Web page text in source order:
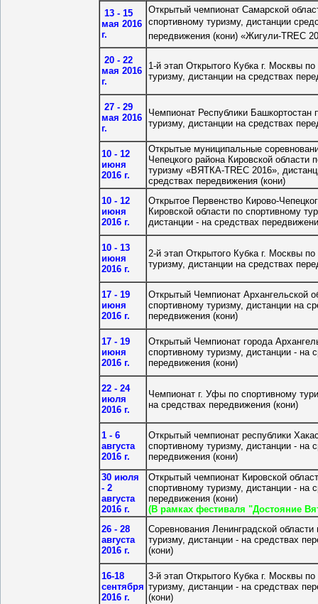
13 - 15
мая 2016
г.
Открытый чемпионат Самарской
спортивному туризму, дистанции
передвижения (кони) «Жигули-TREC
20 - 22
мая 2016
г.
1-й этап Открытого Кубка г. Москвы
туризму, дистанции на средствах
27 - 29
мая 2016
г.
Чемпионат Республики Башкортостан
туризму, дистанции на средствах
10 - 12
июня
2016 г.
Открытые муниципальные
Чепецкого района Кировской области
туризму «ВЯТКА-TREC 2016»,
средствах передвижения (кони)
10 - 12
июня
2016 г.
Открытое Первенство Кирово-
Кировской области по спортивному
дистанции - на средствах
10 - 13
июня
2016 г.
2-й этап Открытого Кубка г. Москвы
туризму, дистанции на средствах
17 - 19
июня
2016 г.
Открытый Чемпионат Архангельской
спортивному туризму, дистанции на
передвижения (кони)
17 - 19
июня
2016 г.
Открытый Чемпионат города
спортивному туризму, дистанции - на
передвижения (кони)
22 - 24
июля
2016 г.
Чемпионат г. Уфы по спортивному
на средствах передвижения (кони)
1 - 6
августа
2016 г.
Открытый чемпионат республики
спортивному туризму, дистанции - на
передвижения (кони)
30 июля
- 2
августа
2016 г.
Открытый чемпионат Кировской
спортивному туризму, дистанции - на
передвижения (кони)
(В рамках фестиваля "Достояние
26 - 28
августа
2016 г.
Соревнования Ленинградской области
туризму, дистанции - на средствах
(кони)
16-18
сентября
2016 г.
3-й этап Открытого Кубка г. Москвы
туризму, дистанции - на средствах
(кони)